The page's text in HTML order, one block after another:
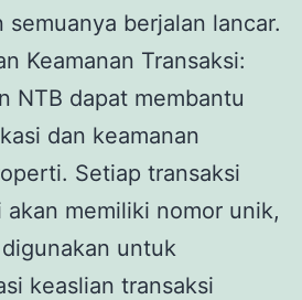
semuanya berjalan lancar.
Keamanan Transaksi:
NTB dapat membantu
dan keamanan
Setiap transaksi
memiliki nomor unik,
untuk
keaslian transaksi